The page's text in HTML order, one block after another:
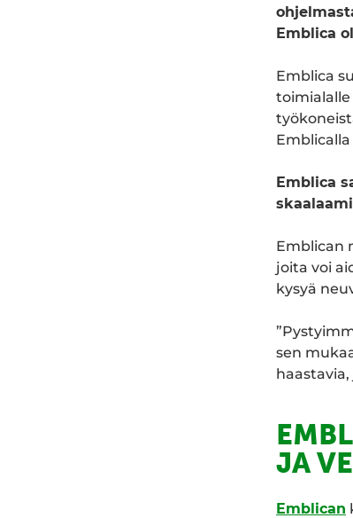
Emblica
Emblica
Emblica
Emblican
joita voi
kysyä
sen
JA
Emblican